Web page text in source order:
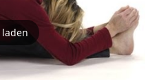
laden